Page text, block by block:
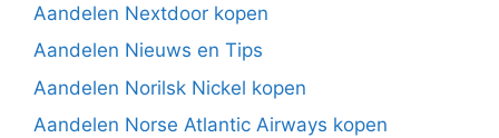
Aandelen Nextdoor kopen
Aandelen Nieuws en Tips
Aandelen Norilsk Nickel kopen
Aandelen Norse Atlantic Airways kopen